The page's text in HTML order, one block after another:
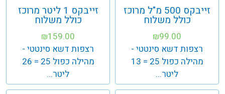
זייבקס 500 מ"ל מרוכז
כולל משלוח
₪99.00
רצפות דשא סינטטי -
מהילה כפול 25 = 13
ליטר...
זייבקס 1 ליטר מרוכז
כולל משלוח
₪159.00
רצפות דשא סינטטי -
מהילה כפול 25 = 26
ליטר...